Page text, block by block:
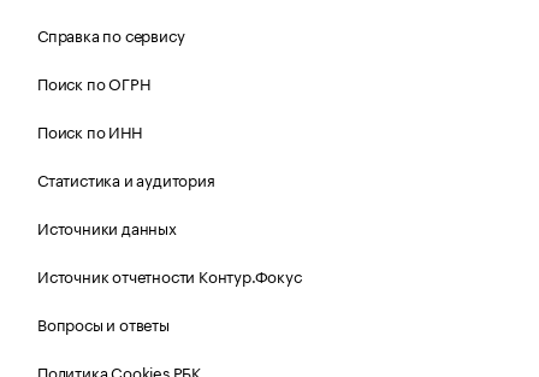
Справка по сервису
Поиск по ОГРН
Поиск по ИНН
Статистика и аудитория
Источники данных
Источник отчетности Контур.Фокус
Вопросы и ответы
Политика Cookies РБК